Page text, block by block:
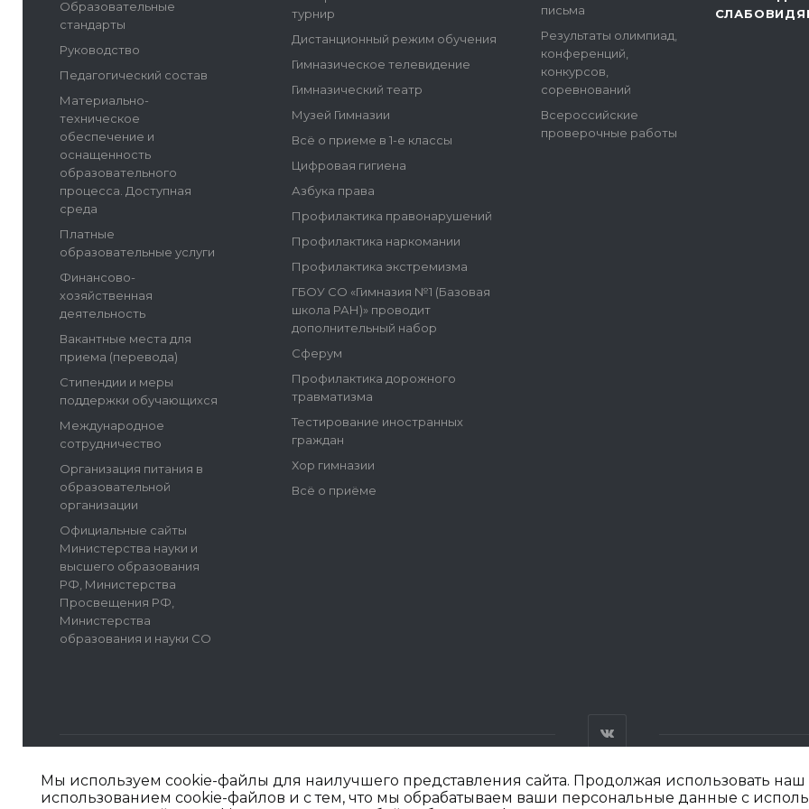
Мы используем cookie-файлы для наилучшего представления сайта. Продолжая использовать наш
использованием cookie-файлов и с тем, что мы обрабатываем ваши персональные данные с
Образовательные
стандарты
Руководство
Педагогический состав
Материально-
техническое
обеспечение и
оснащенность
образовательного
процесса. Доступная
среда
Платные
образовательные услуги
Финансово-
хозяйственная
деятельность
Вакантные места для
приема (перевода)
Стипендии и меры
поддержки обучающихся
Международное
сотрудничество
Организация питания в
образовательной
организации
Официальные сайты
Министерства науки и
высшего образования
РФ, Министерства
Просвещения РФ,
Министерства
образования и науки СО
турнир
Дистанционный режим обучения
Гимназическое телевидение
Гимназический театр
Музей Гимназии
Всё о приеме в 1-е классы
Цифровая гигиена
Азбука права
Профилактика правонарушений
Профилактика наркомании
Профилактика экстремизма
ГБОУ СО «Гимназия №1 (Базовая
школа РАН)» проводит
дополнительный набор
Сферум
Профилактика дорожного
травматизма
Тестирование иностранных
граждан
Хор гимназии
Всё о приёме
письма
Результаты олимпиад,
конференций,
конкурсов,
соревнований
Всероссийские
проверочные работы